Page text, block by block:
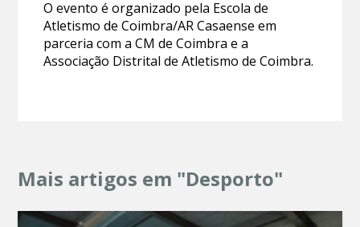
O evento é organizado pela Escola de
Atletismo de Coimbra/AR Casaense em
parceria com a CM de Coimbra e a
Associação Distrital de Atletismo de Coimbra.
Mais artigos em "Desporto"